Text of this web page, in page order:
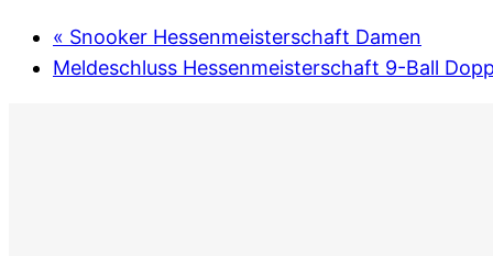
« Snooker Hessenmeisterschaft Damen
Meldeschluss Hessenmeisterschaft 9-Ball